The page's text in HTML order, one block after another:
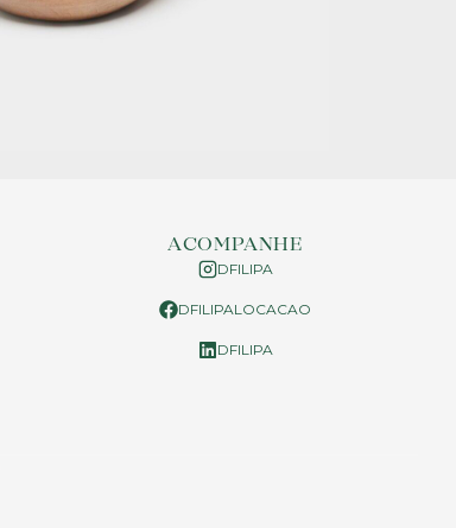
ACOMPANHE
DFILIPA
DFILIPALOCACAO
DFILIPA